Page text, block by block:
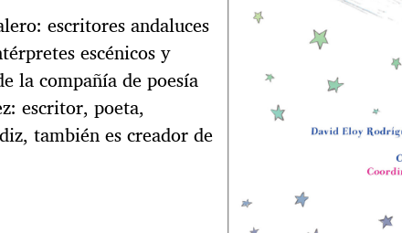
escritores andaluces
escénicos y
la compañía de poesía
escritor, poeta,
también es creador de